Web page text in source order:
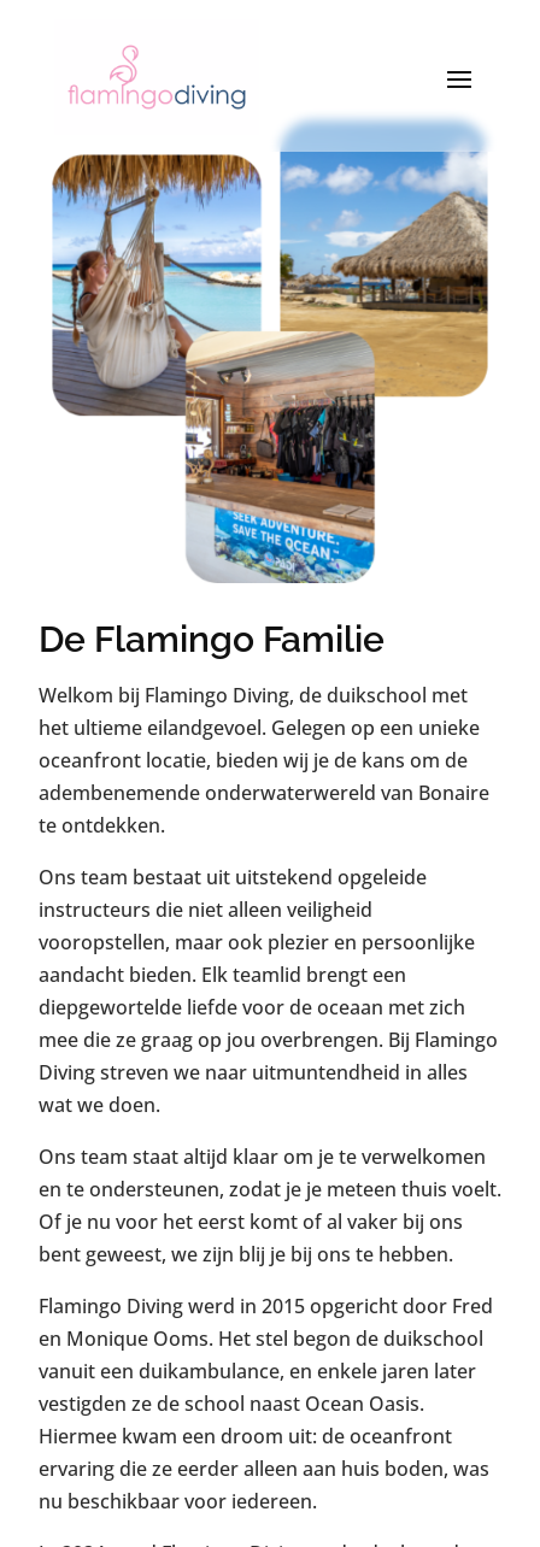
De Flamingo Familie
Welkom bij Flamingo Diving, de duikschool met
het ultieme eilandgevoel. Gelegen op een unieke
oceanfront locatie, bieden wij je de kans om de
adembenemende onderwaterwereld van Bonaire
te ontdekken.
Ons team bestaat uit uitstekend opgeleide
instructeurs die niet alleen veiligheid
vooropstellen, maar ook plezier en persoonlijke
aandacht bieden. Elk teamlid brengt een
diepgewortelde liefde voor de oceaan met zich
mee die ze graag op jou overbrengen. Bij Flamingo
Diving streven we naar uitmuntendheid in alles
wat we doen.
Ons team staat altijd klaar om je te verwelkomen
en te ondersteunen, zodat je je meteen thuis voelt.
Of je nu voor het eerst komt of al vaker bij ons
bent geweest, we zijn blij je bij ons te hebben.
Flamingo Diving werd in 2015 opgericht door Fred
en Monique Ooms. Het stel begon de duikschool
vanuit een duikambulance, en enkele jaren later
vestigden ze de school naast Ocean Oasis.
Hiermee kwam een droom uit: de oceanfront
ervaring die ze eerder alleen aan huis boden, was
nu beschikbaar voor iedereen.